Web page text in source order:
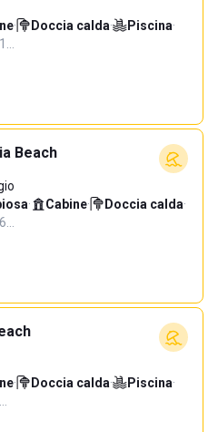
· Doccia calda· Piscina·
Beach
· Cabine· Doccia calda·
· Doccia calda· Piscina·